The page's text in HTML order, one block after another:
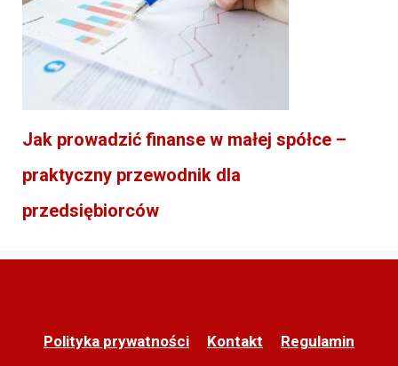
Jak prowadzić finanse w małej spółce –
praktyczny przewodnik dla
przedsiębiorców
Polityka prywatności Kontakt Regulamin